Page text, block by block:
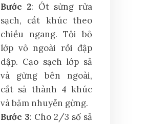
Bước 2: Ớt sừng rửa
sạch, cắt khúc theo
chiều ngang. Tỏi bỏ
lớp vỏ ngoài rồi đập
dập. Cạo sạch lớp sả
và gừng bên ngoài,
cắt sả thành 4 khúc
và băm nhuyễn gừng.
Bước 3: Cho 2/3 số sả